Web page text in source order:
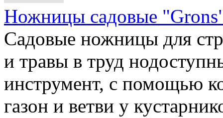
Ножницы садовые
Садовые ножницы для
и травы в труд
инструмент, с помощью
газон и ветви у